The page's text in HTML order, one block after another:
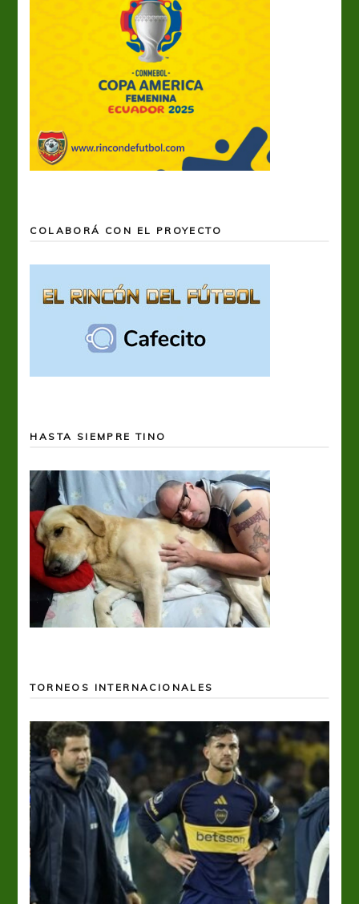
COLABORÁ CON EL PROYECTO
HASTA SIEMPRE TINO
TORNEOS INTERNACIONALES